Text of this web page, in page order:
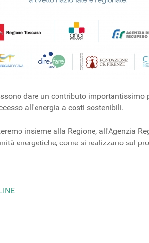
dare un contributo
all'energia a costi sostenibili.
insieme alla Regione, all'Agenzia
energetiche, come si realizzano sul